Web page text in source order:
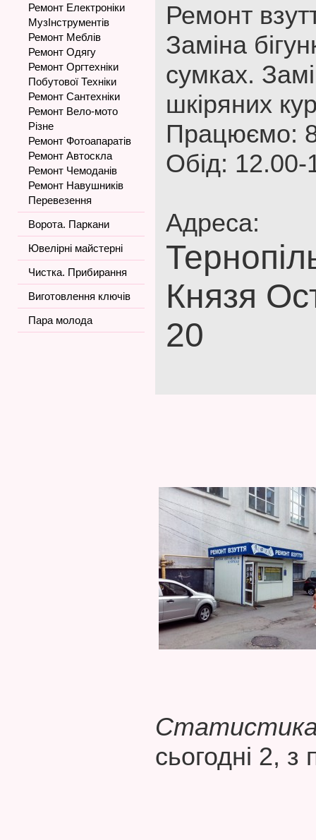
Ремонт Електроніки
МузІнструментів
Ремонт Меблів
Ремонт Одягу
Ремонт Оргтехніки
Побутової Техніки
Ремонт Сантехніки
Ремонт Вело-мото
Різне
Ремонт Фотоапаратів
Ремонт Автоскла
Ремонт Чемоданів
Ремонт Навушників
Перевезення
Ворота. Паркани
Ювелірні майстерні
Чистка. Прибирання
Виготовлення ключів
Пара молода
Ремонт
Заміна
сумках.
шкіряних
Працюємо:
Обід: 12.00-
Адреса:
Князя
20
Статистика
сьогодні 2, з